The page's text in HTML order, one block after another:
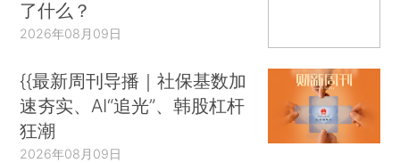
了什么？
2026年08月09日
{{最新周刊导播｜社保基数加
速夯实、AI“追光”、韩股杠杆
狂潮
2026年08月09日